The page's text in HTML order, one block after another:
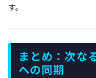
す。
まとめ：次な
への同期